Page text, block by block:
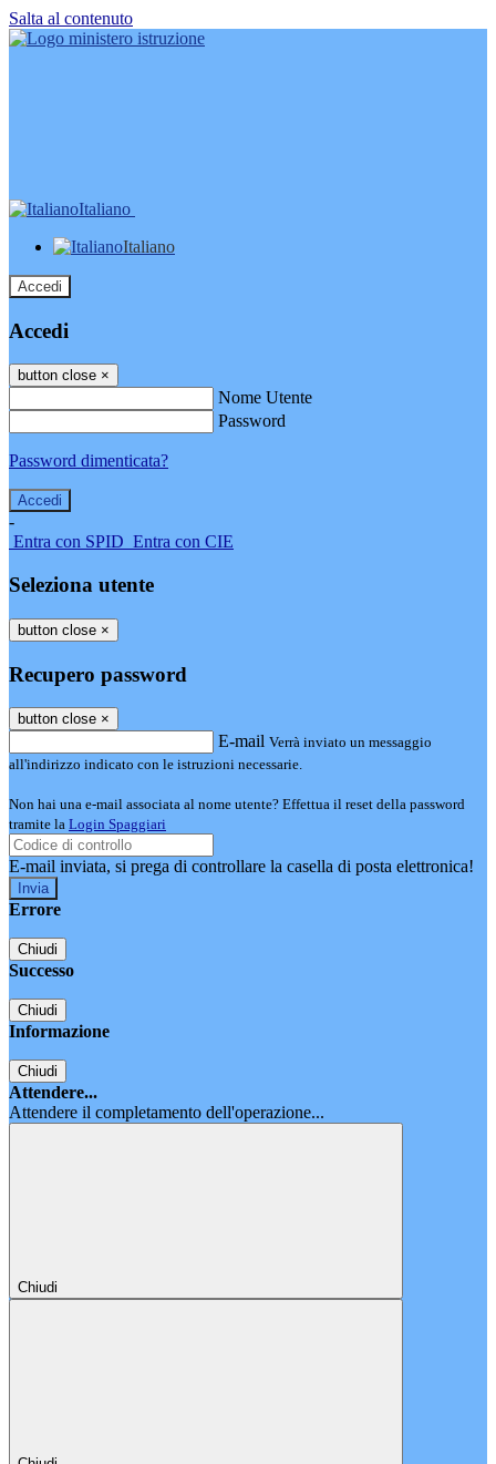
Salta al contenuto
Italiano
Italiano
Accedi
Accedi
button close ×
Nome Utente
Password
Password dimenticata?
-
Entra con SPID Entra con CIE
Seleziona utente
button close ×
Recupero password
button close ×
E-mail Verrà inviato un messaggio
all'indirizzo indicato con le istruzioni necessarie.
Non hai una e-mail associata al nome utente? Effettua il reset della password
tramite la Login Spaggiari
E-mail inviata, si prega di controllare la casella di posta elettronica!
Errore
Chiudi
Successo
Chiudi
Informazione
Chiudi
Attendere...
Attendere il completamento dell'operazione...
Chiudi